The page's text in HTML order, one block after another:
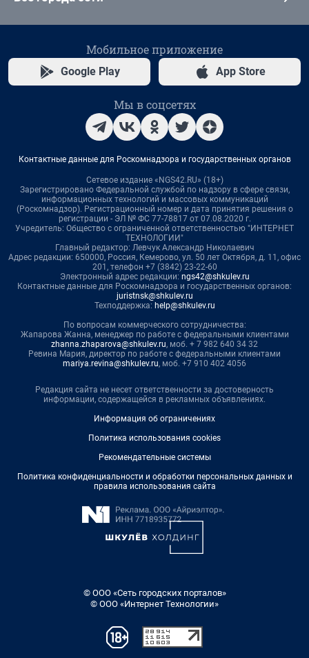
Мобильное приложение
Google Play App Store
Мы в соцсетях
Контактные данные для Роскомнадзора и государственных органов
Сетевое издание «NGS42.RU» (18+)
Зарегистрировано Федеральной службой по надзору в сфере связи,
информационных технологий и массовых коммуникаций
(Роскомнадзор). Регистрационный номер и дата принятия решения о
регистрации - ЭЛ № ФС 77-78817 от 07.08.2020 г.
Учредитель: Общество с ограниченной ответственностью "ИНТЕРНЕТ
ТЕХНОЛОГИИ"
Главный редактор: Левчук Александр Николаевич
Адрес редакции: 650000, Россия, Кемерово, ул. 50 лет Октября, д. 11, офис
201, телефон +7 (3842) 23-22-60
Электронный адрес редакции: ngs42@shkulev.ru
Контактные данные для Роскомнадзора и государственных органов:
juristnsk@shkulev.ru
Техподдержка: help@shkulev.ru
По вопросам коммерческого сотрудничества:
Жапарова Жанна, менеджер по работе с федеральными клиентами
zhanna.zhaparova@shkulev.ru, моб. + 7 982 640 34 32
Ревина Мария, директор по работе с федеральными клиентами
mariya.revina@shkulev.ru, моб. +7 910 402 4056
Редакция сайта не несет ответственности за достоверность
информации, содержащейся в рекламных объявлениях.
Информация об ограничениях
Политика использования cookies
Рекомендательные системы
Политика конфиденциальности и обработки персональных данных и
правила использования сайта
© ООО «Сеть городских порталов»
© ООО «Интернет Технологии»